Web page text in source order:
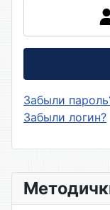
Забыли
Забыли логин?